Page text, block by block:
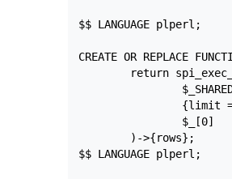
$$ LANGUAGE plperl;
CREATE OR REPLACE
return
{limit
                $_[0]
        )->{rows};
$$ LANGUAGE plperl;